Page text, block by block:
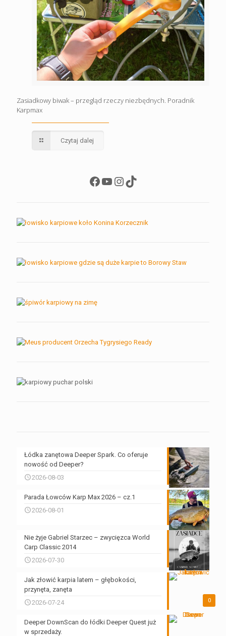
Zasiadkowy biwak – przegląd rzeczy niezbędnych. Poradnik
Karpmax
Czytaj dalej
Facebook
YouTube
Instagram
TikTok
Łódka zanętowa Deeper Spark. Co oferuje
nowość od Deeper?
2026-08-03
Parada Łowców Karp Max 2026 – cz.1
2026-08-01
Nie żyje Gabriel Starzec – zwycięzca World
Carp Classic 2014
2026-07-30
0
Jak złowić karpia latem – głębokości,
przynęta, zanęta
2026-07-24
Deeper DownScan do łódki Deeper Quest już
w sprzedaży.